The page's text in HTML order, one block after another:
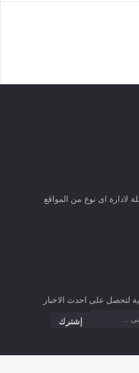
لادارة اى نوع من المواقع
لتحصل على احدث الاخبار